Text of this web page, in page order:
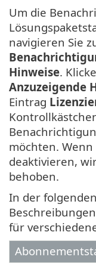
Um die
navigieren Sie
Hinweise.
Anzuzeigende
Eintrag
möchten.
deaktivieren,
behoben.
In der
für